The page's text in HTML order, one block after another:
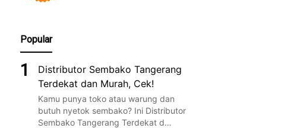
Popular
Distributor Sembako Tangerang
Terdekat dan Murah, Cek!
Kamu punya toko atau warung dan
butuh nyetok sembako? Ini Distributor
Sembako Tangerang Terdekat d…